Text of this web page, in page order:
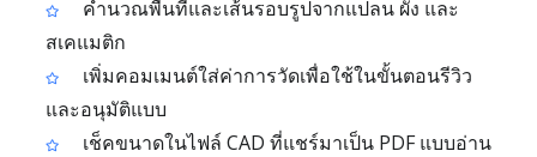
คำนวณพื้นที่และเส้นรอบรูปจากแปลน ผัง และ
สเคแมติก
เพิ่มคอมเมนต์ใส่ค่าการวัดเพื่อใช้ในขั้นตอนรีวิว
และอนุมัติแบบ
เช็คขนาดในไฟล์ CAD ที่แชร์มาเป็น PDF แบบอ่าน